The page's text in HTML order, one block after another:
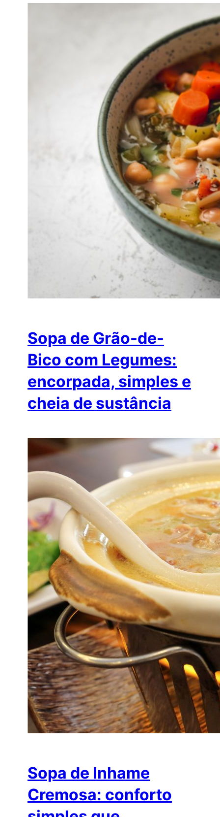
Sopa de Grão-de-
Bico com Legumes:
encorpada, simples e
cheia de sustância
Sopa de Inhame
Cremosa: conforto